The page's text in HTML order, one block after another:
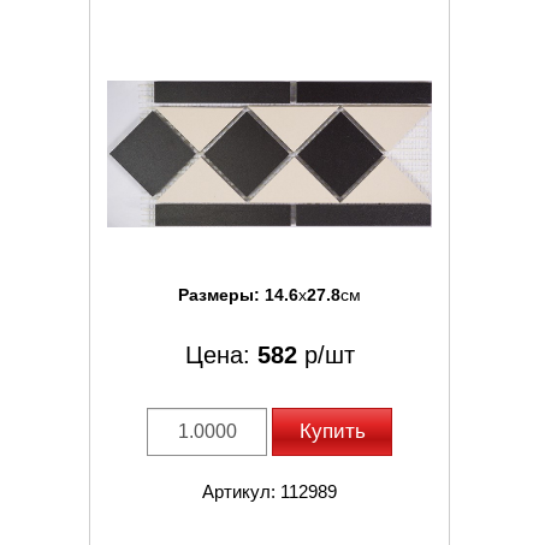
Размеры: 14.6x27.8см
Цена: 582р/шт
Купить
Артикул: 112989